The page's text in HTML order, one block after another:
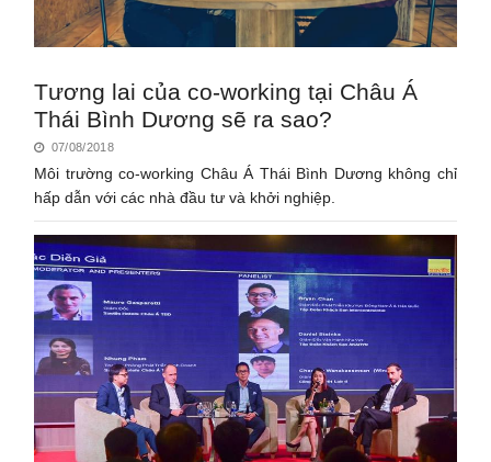
Tương lai của co-working tại Châu Á
Thái Bình Dương sẽ ra sao?
07/08/2018
Môi trường co-working Châu Á Thái Bình Dương không chỉ
hấp dẫn với các nhà đầu tư và khởi nghiệp.